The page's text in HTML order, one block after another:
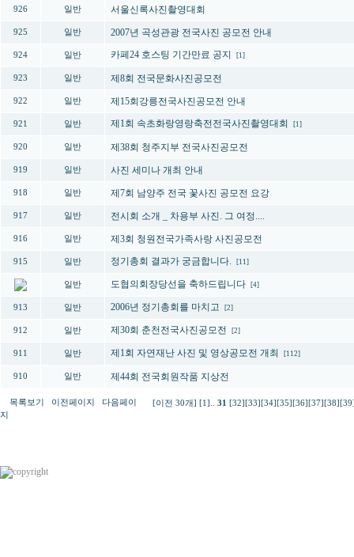
926 일반 서울신록사진촬영대회
925 일반 2007년 곡성관광 전국사진 공모전 안내
924 일반 카페24 호스팅 기간만료 공지 [1]
923 일반 제8회 전국문화사진공모전
922 일반 제15회강릉전국사진공모전 안내
921 일반 제1회 속초화랑영랑축전전국사진촬영대회 [1]
920 일반 제38회 청주지부 전국사진공모전
919 일반 사진 세미나 개최 안내
918 일반 제7회 남양주 전국 꽃사진 공모전 요강
917 일반 전시회 소개 _ 차용부 사진. 그 여정....
916 일반 제3회 청원전국가족사랑 사진공모전
915 일반 정기총회 결과가 궁금합니다. [11]
일반 도협의회장당선을 축하드립니다 [4]
913 일반 2006년 정기총회를 마치고 [2]
912 일반 제30회 춘천전국사진공모전 [2]
911 일반 제1회 자연재난 사진 및 영상공모전 개최 [112]
910 일반 제44회 전국회원작품 지상전
목록보기 이전페이지
다음페이
지
[이전 30개] [1] 31 [32] [33] [34] [35] [36] [37] [38]